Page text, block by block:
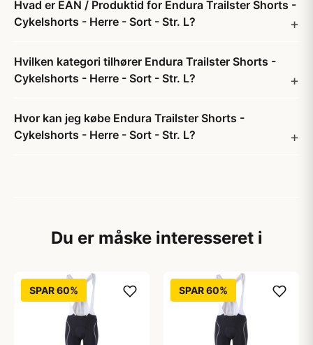
Hvad er EAN / Produktid for Endura Trailster Shorts -
Cykelshorts - Herre - Sort - Str. L?
Hvilken kategori tilhører Endura Trailster Shorts -
Cykelshorts - Herre - Sort - Str. L?
Hvor kan jeg købe Endura Trailster Shorts -
Cykelshorts - Herre - Sort - Str. L?
Du er måske interesseret i
SPAR 60% SPAR 60%